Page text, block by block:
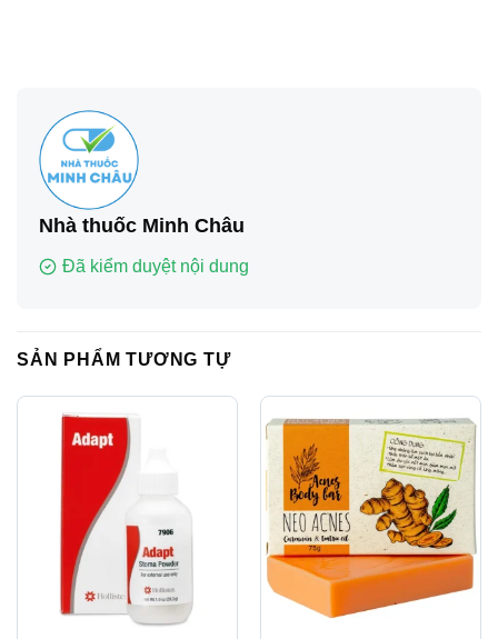
Nhà thuốc Minh Châu
Đã kiểm duyệt nội dung
SẢN PHẨM TƯƠNG TỰ